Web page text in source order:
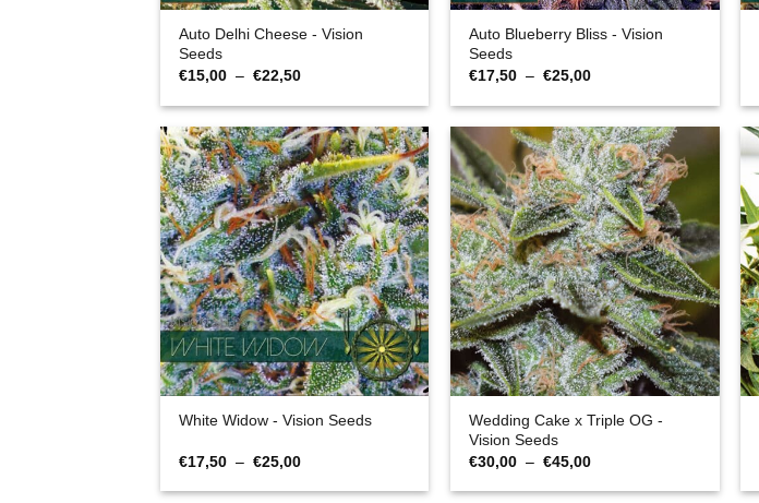
Auto Delhi Cheese - Vision
Seeds
€15,00 – €22,50Plage
prix :
à
€22,50
Auto Blueberry Bliss - Vision
Seeds
€17,50 – €25,00Plage
prix :
à
€25,00
White Widow - Vision Seeds
€17,50 – €25,00Plage
prix :
Wedding Cake x Triple OG -
Vision Seeds
€30,00 – €45,00Plage
prix :